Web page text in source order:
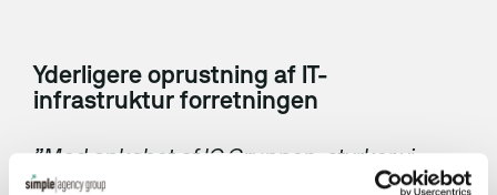
Meta Ads
SEO
Yderligere oprustning af IT-
infrastruktur forretningen
”Med opkøbet af IC Gruppen, styrker vi
vores teams med nye dygtige IT-